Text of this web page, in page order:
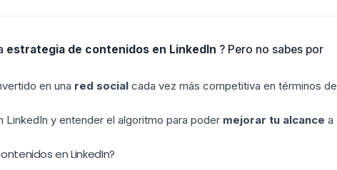
estrategia de contenidos en LinkedIn ? Pero no sabes por
en una red socialcada vez más competitiva en términos de
LinkedIn y entender el algoritmo para poder mejorar tu alcance a
en LinkedIn?